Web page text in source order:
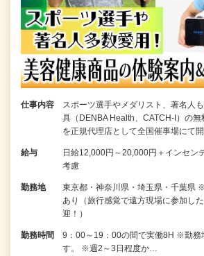
仕事内容
スポーツ選手やメダリスト、著名人
具（DENBA Health、CATCH-I）の無
を正規代理店として全国催事場にて
給与
日給12,000円～20,000円＋インセ
考慮
勤務地
東京都・神奈川県・埼玉県・千葉県
あり（旅行感覚で遠方現場に参加し
迎！）
勤務時間
9：00～19：00の間で実働8H ※勤務
す。 ※週2～3日程度か…